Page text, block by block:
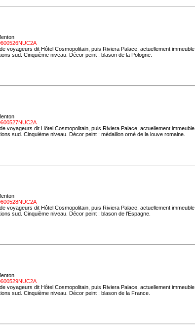
voyageurs dit Hôtel Cosmopolitain, puis Riviera Palace, actuellement immeuble
sud. Cinquième niveau. Décor peint : blason de la Pologne.
voyageurs dit Hôtel Cosmopolitain, puis Riviera Palace, actuellement immeuble
sud. Cinquième niveau. Décor peint : médaillon orné de la louve romaine.
voyageurs dit Hôtel Cosmopolitain, puis Riviera Palace, actuellement immeuble
sud. Cinquième niveau. Décor peint : blason de l'Espagne.
voyageurs dit Hôtel Cosmopolitain, puis Riviera Palace, actuellement immeuble
sud. Cinquième niveau. Décor peint : blason de la France.